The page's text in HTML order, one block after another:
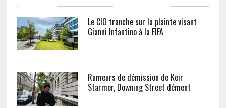
Le CIO tranche sur la plainte visant
Gianni Infantino à la FIFA
Rumeurs de démission de Keir
Starmer, Downing Street dément